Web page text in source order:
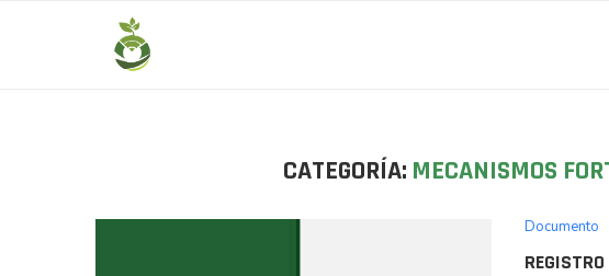
CATEGORÍA: MECANISMOS
Documento